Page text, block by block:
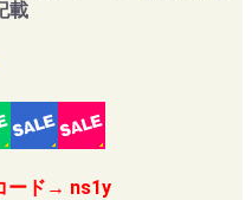
載
ード→ ns1y